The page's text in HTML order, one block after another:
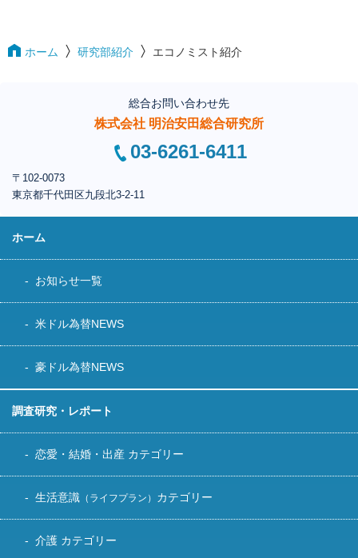
ホーム 研究部紹介 エコノミスト紹介
総合お問い合わせ先
株式会社 明治安田総合研究所
03-6261-6411
〒102-0073
東京都千代田区九段北3-2-11
ホーム
お知らせ一覧
米ドル為替NEWS
豪ドル為替NEWS
調査研究・レポート
恋愛・結婚・出産 カテゴリー
生活意識 （ライフプラン） カテゴリー
介護 カテゴリー